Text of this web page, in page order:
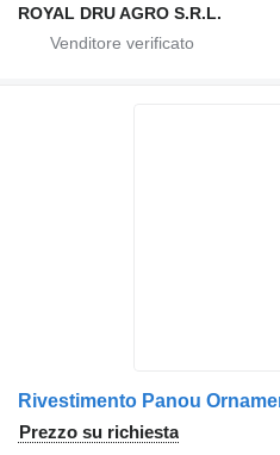
ROYAL DRU AGRO S.R.L.
Prezzo su richiesta